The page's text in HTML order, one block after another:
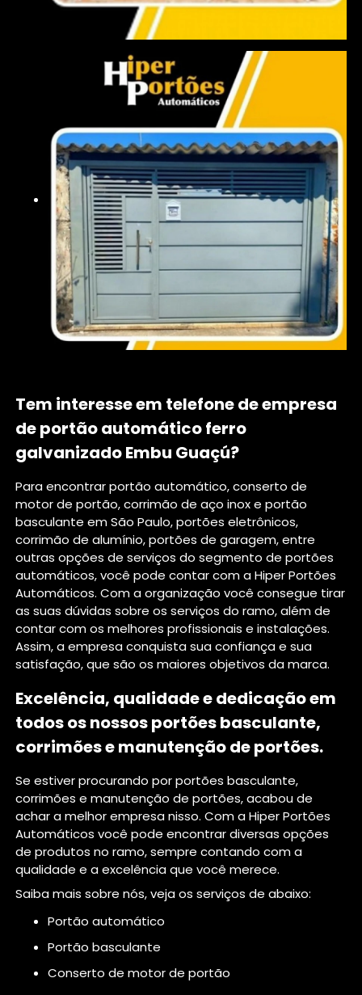
Tem interesse em telefone de empresa
de portão automático ferro
galvanizado Embu Guaçú?
Para encontrar portão automático, conserto de
motor de portão, corrimão de aço inox e portão
basculante em São Paulo, portões eletrônicos,
corrimão de alumínio, portões de garagem, entre
outras opções de serviços do segmento de portões
automáticos, você pode contar com a Hiper Portões
Automáticos. Com a organização você consegue tirar
as suas dúvidas sobre os serviços do ramo, além de
contar com os melhores profissionais e instalações.
Assim, a empresa conquista sua confiança e sua
satisfação, que são os maiores objetivos da marca.
Excelência, qualidade e dedicação em
todos os nossos portões basculante,
corrimões e manutenção de portões.
Se estiver procurando por portões basculante,
corrimões e manutenção de portões, acabou de
achar a melhor empresa nisso. Com a Hiper Portões
Automáticos você pode encontrar diversas opções
de produtos no ramo, sempre contando com a
qualidade e a excelência que você merece.
Saiba mais sobre nós, veja os serviços de abaixo:
portão automático
portão basculante
conserto de motor de portão